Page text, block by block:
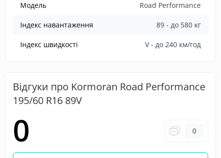
Модель Road Performance
Індекс навантаження 89 - до 580 кг
Індекс швидкості V - до 240 км/год
Відгуки про Kormoran Road Performance
195/60 R16 89V
0 0